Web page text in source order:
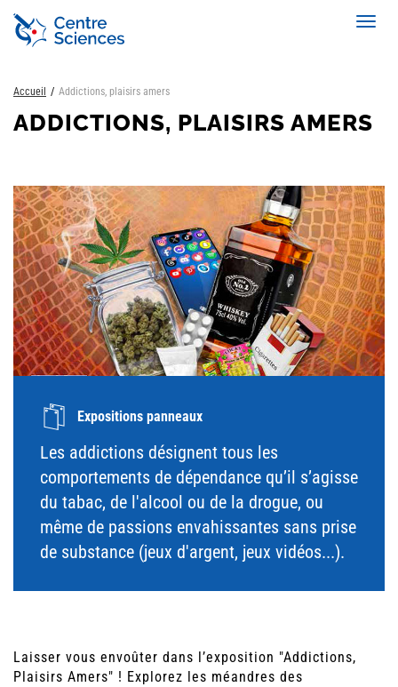
Aller
contenu
Accueil Addictions, plaisirs amers
ADDICTIONS, PLAISIRS AMERS
Expositions panneaux
Les addictions désignent tous les
comportements de dépendance qu’il s’agisse
du tabac, de l'alcool ou de la drogue, ou
même de passions envahissantes sans prise
de substance (jeux d'argent, jeux vidéos...).
Laisser vous envoûter dans l’exposition "Addictions,
Plaisirs Amers" ! Explorez les méandres des